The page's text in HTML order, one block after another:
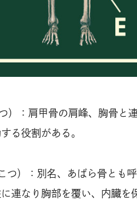
）：肩甲骨の肩峰、胸骨と
る役割がある。
つ）：別名、あばら骨とも
連なり胸部を覆い、内臓を